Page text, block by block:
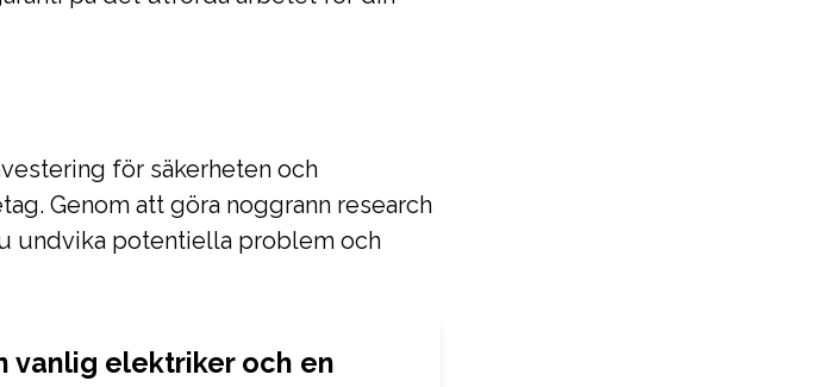
för säkerheten och
Genom att göra noggrann research
undvika potentiella problem och
vanlig elektriker och en